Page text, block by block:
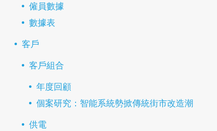
僱員數據
數據表
客戶
客戶組合
年度回顧
個案研究：智能系統勢掀傳統街市改造潮
供電